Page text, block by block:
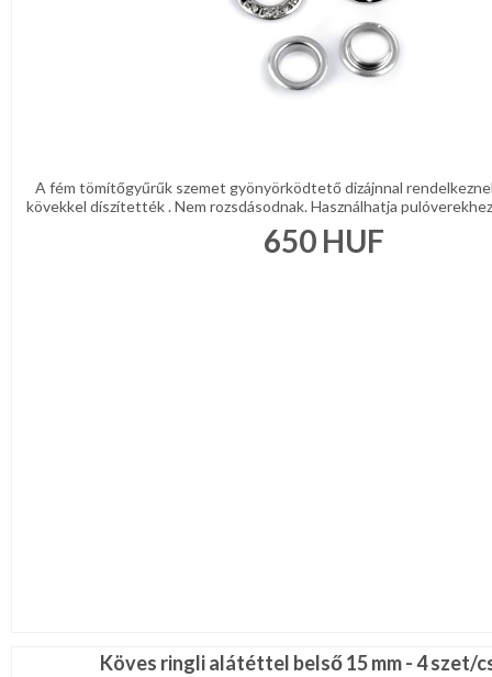
A fém tömítőgyűrűk szemet gyönyörködtető dizájnnal
kövekkel díszítették . Nem rozsdásodnak. Használhatja
650HUF
Köves ringli alátéttel belső 15 mm - 4 szet/